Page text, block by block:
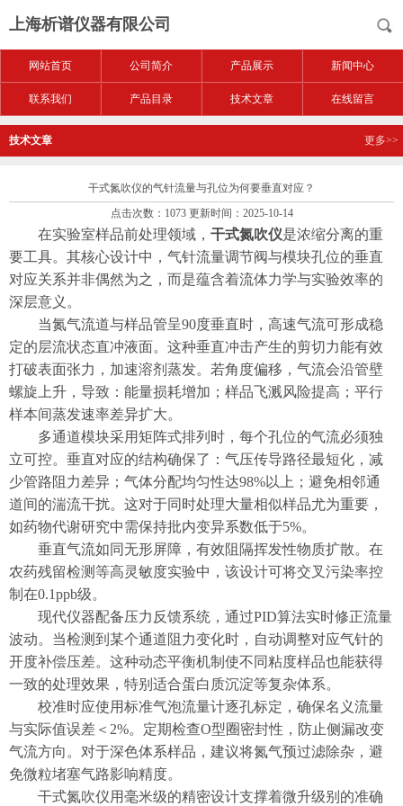
上海析谱仪器有限公司
网站首页 公司简介 产品展示 新闻中心
联系我们 产品目录 技术文章 在线留言
技术文章 更多>>
干式氮吹仪的气针流量与孔位为何要垂直对应？
点击次数：1073 更新时间：2025-10-14
在实验室样品前处理领域， 干式氮吹仪是浓缩分离的重
要工具。其核心设计中，气针流量调节阀与模块孔位的垂直
对应关系并非偶然为之，而是蕴含着流体力学与实验效率的
深层意义。​
当氮气流道与样品管呈90度垂直时，高速气流可形成稳
定的层流状态直冲液面。这种垂直冲击产生的剪切力能有效
打破表面张力，加速溶剂蒸发。若角度偏移，气流会沿管壁
螺旋上升，导致：能量损耗增加；样品飞溅风险提高；平行
样本间蒸发速率差异扩大。
多通道模块采用矩阵式排列时，每个孔位的气流必须独
立可控。垂直对应的结构确保了：气压传导路径最短化，减
少管路阻力差异；气体分配均匀性达98%以上；避免相邻通
道间的湍流干扰。这对于同时处理大量相似样品尤为重要，
如药物代谢研究中需保持批内变异系数低于5%。
垂直气流如同无形屏障，有效阻隔挥发性物质扩散。在
农药残留检测等高灵敏度实验中，该设计可将交叉污染率控
制在0.1ppb级。
现代仪器配备压力反馈系统，通过PID算法实时修正流量
波动。当检测到某个通道阻力变化时，自动调整对应气针的
开度补偿压差。这种动态平衡机制使不同粘度样品也能获得
一致的处理效果，特别适合蛋白质沉淀等复杂体系。
校准时应使用标准气泡流量计逐孔标定，确保名义流量
与实际值误差＜2%。定期检查O型圈密封性，防止侧漏改变
气流方向。对于深色体系样品，建议将氮气预过滤除杂，避
免微粒堵塞气路影响精度。
干式氮吹仪用毫米级的精密设计支撑着微升级别的准确